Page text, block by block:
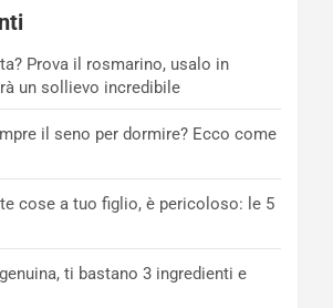
Prova il rosmarino, usalo in
un sollievo incredibile
il seno per dormire? Ecco come
cose a tuo figlio, è pericoloso: le 5
ti bastano 3 ingredienti e